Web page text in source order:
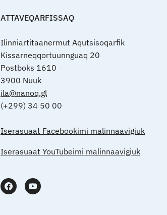
ATTAVEQARFISSAQ
Ilinniartitaanermut Aqutsisoqarfik
Kissarneqqortuunnguaq 20
Postboks 1610
3900 Nuuk
ila@nanoq.gl
(+299) 34 50 00
Iserasuaat Facebookimi malinnaavigiuk
Iserasuaat YouTubeimi malinnaavigiuk